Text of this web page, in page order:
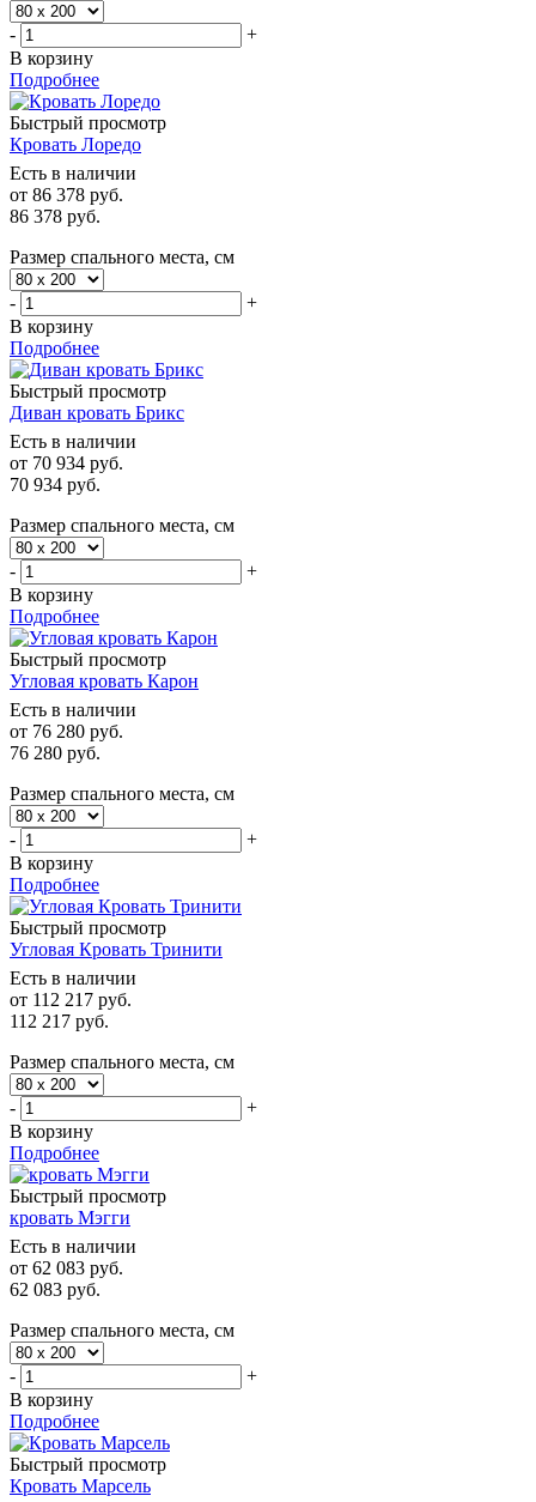
-
+
В корзину
Подробнее
Быстрый просмотр
Кровать Лоредо
Есть в наличии
от 86 378 руб.
86 378 руб.
Размер спального места, см
-
+
В корзину
Подробнее
Быстрый просмотр
Диван кровать Брикс
Есть в наличии
от 70 934 руб.
70 934 руб.
Размер спального места, см
-
+
В корзину
Подробнее
Быстрый просмотр
Угловая кровать Карон
Есть в наличии
от 76 280 руб.
76 280 руб.
Размер спального места, см
-
+
В корзину
Подробнее
Быстрый просмотр
Угловая Кровать Тринити
Есть в наличии
от 112 217 руб.
112 217 руб.
Размер спального места, см
-
+
В корзину
Подробнее
Быстрый просмотр
кровать Мэгги
Есть в наличии
от 62 083 руб.
62 083 руб.
Размер спального места, см
-
+
В корзину
Подробнее
Быстрый просмотр
Кровать Марсель